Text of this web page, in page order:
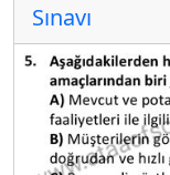
Sınavı